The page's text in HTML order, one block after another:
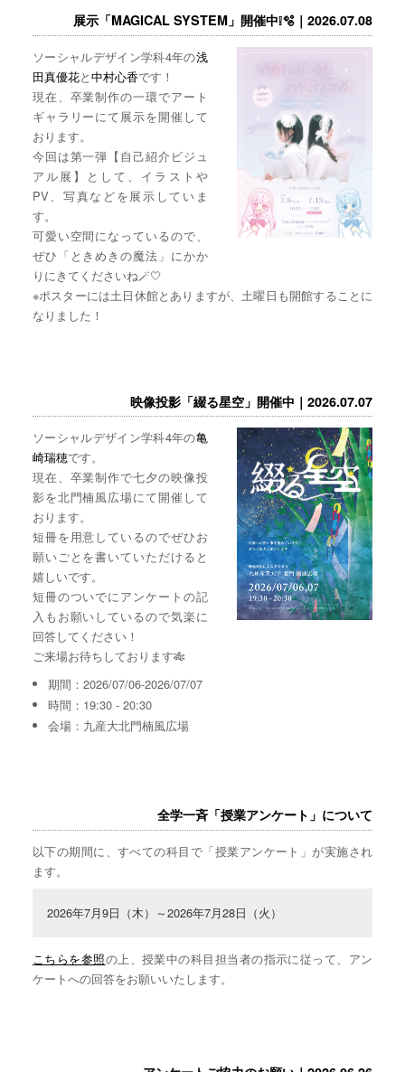
展示「MAGICAL SYSTEM」開催中❕🫧｜2026.07.08
ソーシャルデザイン学科4年の浅
田真優花と中村心香です！
現在、卒業制作の一環でアート
ギャラリーにて展示を開催して
おります。
今回は第一弾【自己紹介ビジュ
アル展】として、イラストや
PV、写真などを展示していま
す。
可愛い空間になっているので、
ぜひ「ときめきの魔法」にかか
りにきてくださいね🪄🤍
※ポスターには土日休館とありますが、土曜日も開館することに
なりました！
映像投影「綴る星空」開催中｜2026.07.07
ソーシャルデザイン学科4年の亀
崎瑞穂です。
現在、卒業制作で七夕の映像投
影を北門楠風広場にて開催して
おります。
短冊を用意しているのでぜひお
願いごとを書いていただけると
嬉しいです。
短冊のついでにアンケートの記
入もお願いしているので気楽に
回答してください！
ご来場お待ちしております🎋
期間：2026/07/06-2026/07/07
時間：19:30 - 20:30
会場：九産大北門楠風広場
全学一斉「授業アンケート」について
以下の期間に、すべての科目で「授業アンケート」が実施され
ます。
2026年7月9日（木）～2026年7月28日（火）
こちらを参照の上、授業中の科目担当者の指示に従って、アン
ケートへの回答をお願いいたします。